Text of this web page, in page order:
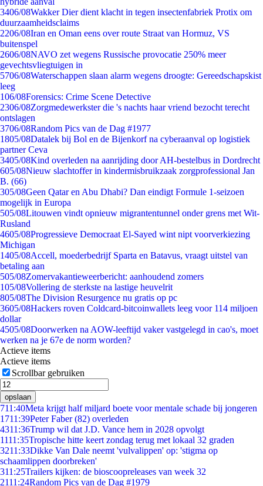
3406/08Wakker Dier dient klacht in tegen insectenfabriek Protix om
duurzaamheidsclaims
2206/08Iran en Oman eens over route Straat van Hormuz, VS
buitenspel
2606/08NAVO zet wegens Russische provocatie 250% meer
gevechtsvliegtuigen in
5706/08Waterschappen slaan alarm wegens droogte: Gereedschapskist
leeg
106/08Forensics: Crime Scene Detective
2306/08Zorgmedewerkster die 's nachts haar vriend bezocht terecht
ontslagen
3706/08Random Pics van de Dag #1977
1805/08Datalek bij Bol en de Bijenkorf na cyberaanval op logistiek
partner Ceva
3405/08Kind overleden na aanrijding door AH-bestelbus in Dordrecht
605/08Nieuw slachtoffer in kindermisbruikzaak zorgprofessional Jan
B. (66)
305/08Geen Qatar en Abu Dhabi? Dan eindigt Formule 1-seizoen
mogelijk in Europa
505/08Litouwen vindt opnieuw migrantentunnel onder grens met Wit-
Rusland
4605/08Progressieve Democraat El-Sayed wint nipt voorverkiezing
Michigan
1405/08Accell, moederbedrijf Sparta en Batavus, vraagt uitstel van
betaling aan
505/08Zomervakantieweerbericht: aanhoudend zomers
105/08Vollering de sterkste na lastige heuvelrit
805/08The Division Resurgence nu gratis op pc
3605/08Hackers roven Coldcard-bitcoinwallets leeg voor 114 miljoen
dollar
4505/08Doorwerken na AOW-leeftijd vaker vastgelegd in cao's, moet
werken na je 67e de norm worden?
Actieve items
Actieve items
Scrollbar gebruiken
opslaan
711:40Meta krijgt half miljard boete voor mentale schade bij jongeren
1711:39Peter Faber (82) overleden
4311:36Trump wil dat J.D. Vance hem in 2028 opvolgt
1111:35Tropische hitte keert zondag terug met lokaal 32 graden
3211:33Dikke Van Dale neemt 'vulvalippen' op: 'stigma op
schaamlippen doorbreken'
311:25Trailers kijken: de bioscoopreleases van week 32
2111:24Random Pics van de Dag #1979